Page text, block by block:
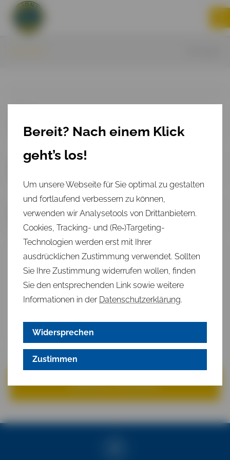
Bereit? Nach einem Klick
geht’s los!
Um unsere Webseite für Sie optimal zu gestalten
und fortlaufend verbessern zu können,
verwenden wir Analysetools von Drittanbietern.
Cookies, Tracking- und (Re‑)Targeting-
Technologien werden erst mit Ihrer
ausdrücklichen Zustimmung verwendet. Sollten
Sie Ihre Zustimmung widerrufen wollen, finden
Sie den entsprechenden Link sowie weitere
Informationen in der Datenschutzerklärung.
Widersprechen
Zustimmen